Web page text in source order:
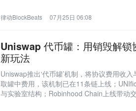
律动BlockBeats 07月25日 06:08
Uniswap 代币罐：用销毁解
新玩法
Uniswap推出‘代币罐’机制，将协议费用收
取罐中费用，该机制已在11条链上线；
与实验室结构；Robinhood Chain上线带动